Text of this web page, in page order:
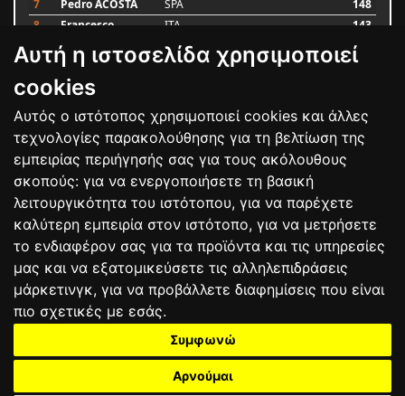
Αυτή η ιστοσελίδα χρησιμοποιεί
cookies
Αυτός ο ιστότοπος χρησιμοποιεί cookies και άλλες
τεχνολογίες παρακολούθησης για τη βελτίωση της
εμπειρίας περιήγησής σας για τους ακόλουθους
σκοπούς: για να ενεργοποιήσετε τη βασική
λειτουργικότητα του ιστότοπου, για να παρέχετε
καλύτερη εμπειρία στον ιστότοπο, για να μετρήσετε
το ενδιαφέρον σας για τα προϊόντα και τις υπηρεσίες
μας και να εξατομικεύσετε τις αλληλεπιδράσεις
μάρκετινγκ, για να προβάλλετε διαφημίσεις που είναι
πιο σχετικές με εσάς.
Συμφωνώ
Αρνούμαι
7
Pedro ACOSTA SPA
148
8
Francesco ITA 143
9 Alex MARQUEZ SPA
Luca MARINI
Bαθμολογία
ΟΡΟΙ ΧΡΗΣΗΣΠΟΛΙΤΙΚΗ ΠΡΟΣΤΑΣΙΑΣ
ΑΓΩΝΕΣΑΠΟΤΕΛΕΣΜΑΤΑΑΓΟΡΑ